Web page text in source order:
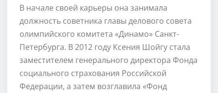
В начале своей карьеры она занимала
должность советника главы делового совета
олимпийского комитета «Динамо» Санкт-
Петербурга. В 2012 году Ксения Шойгу стала
заместителем генерального директора Фонда
социального страхования Российской
Федерации, а затем возглавила «Фонд